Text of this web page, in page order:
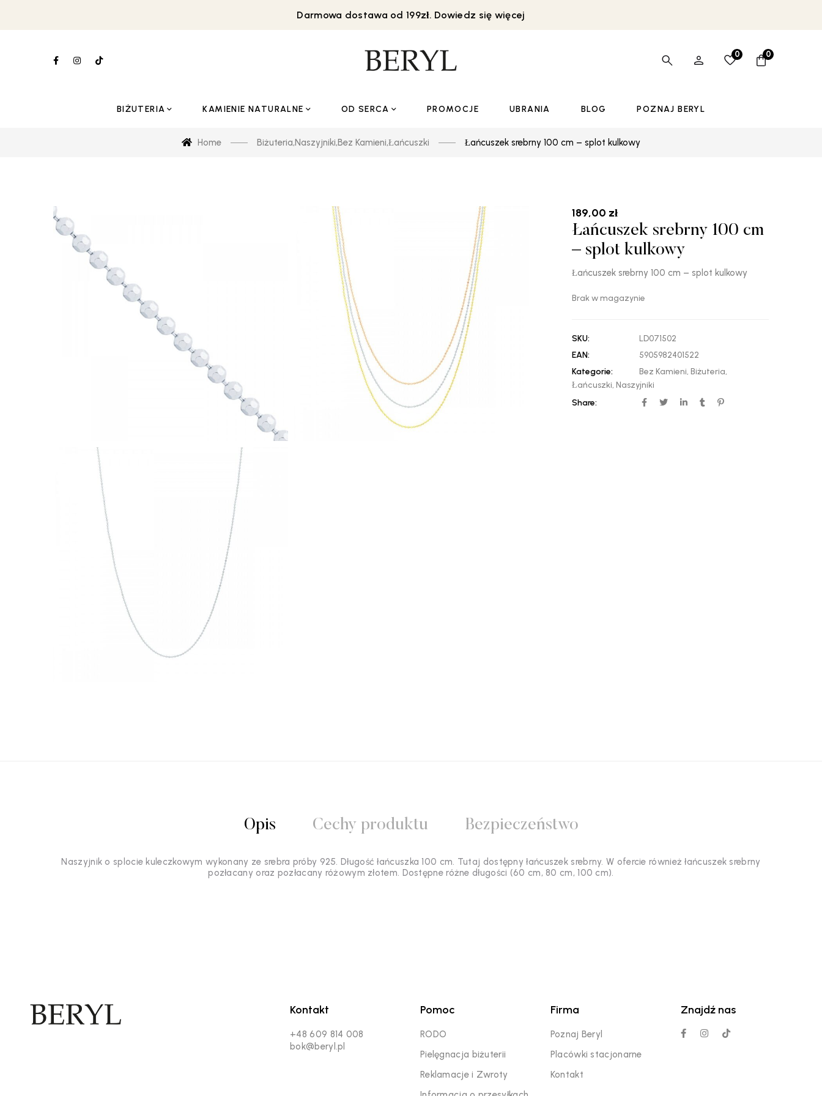
Darmowa dostawa od 199zł. Dowiedz się więcej
0 0
BIŻUTERIA KAMIENIE NATURALNE OD SERCA PROMOCJE UBRANIA BLOG POZNAJ BERYL
Home Biżuteria,Naszyjniki,Bez Kamieni,Łańcuszki Łańcuszek srebrny 100 cm – splot kulkowy
189,00 zł
Łańcuszek srebrny 100 cm
– splot kulkowy
Łańcuszek srebrny 100 cm – splot kulkowy
Brak w magazynie
SKU:
LD071502
EAN:
5905982401522
Kategorie:
Bez Kamieni, Biżuteria,
Łańcuszki, Naszyjniki
Share:
Opis Cechy produktu Bezpieczeństwo
Naszyjnik o splocie kuleczkowym wykonany ze srebra próby 925. Długość łańcuszka 100 cm. Tutaj dostępny łańcuszek srebrny. W ofercie również łańcuszek srebrny
pozłacany oraz pozłacany różowym złotem. Dostępne różne długości (60 cm, 80 cm, 100 cm).
Kontakt
+48 609 814 008
bok@beryl.pl
Pomoc
RODO
Pielęgnacja biżuterii
Reklamacje i Zwroty
Firma
Poznaj Beryl
Placówki stacjonarne
Kontakt
Znajdź nas